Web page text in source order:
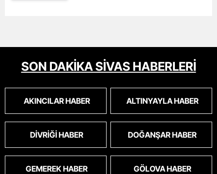
SON DAKİKA SİVAS HABERLERİ
AKINCILAR HABER ALTINYAYLA HABER
DIVRIĞI HABER DOĞANŞAR HABER
GEMEREK HABER GÖLOVA HABER